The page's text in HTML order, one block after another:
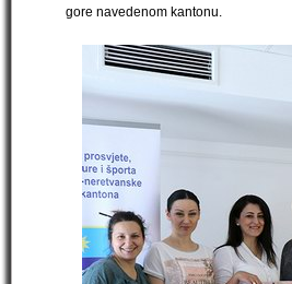
gore navedenom kantonu.